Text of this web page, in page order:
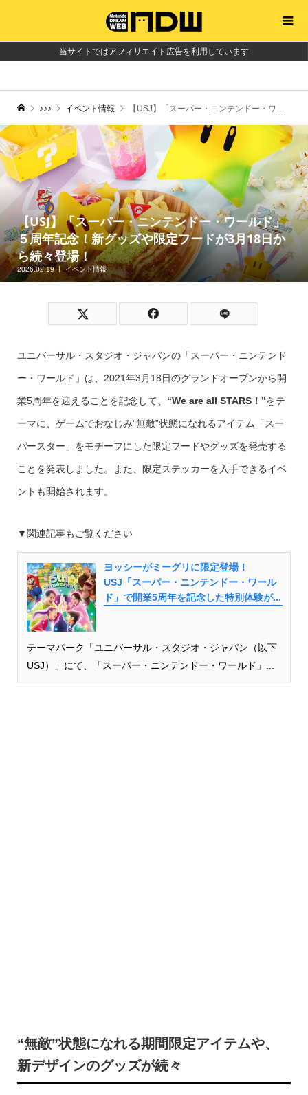
当サイトではアフィリエイト広告を利用しています
♪♪♪ イベント情報 【USJ】「スーパー・ニンテンドー・ワールド」５周年記念！新グッズや限定フードが3月18日から続々登場！
【USJ】「スーパー・ニンテンドー・ワールド」
５周年記念！新グッズや限定フードが3月18日か
ら続々登場！
2026.02.19 イベント情報
ユニバーサル・スタジオ・ジャパンの「スーパー・ニンテンド
ー・ワールド」は、2021年3月18日のグランドオープンから開
業5周年を迎えることを記念して、 “We are all STARS！”をテ
ーマに、ゲームでおなじみ“無敵”状態になれるアイテム「スー
パースター」をモチーフにした限定フードやグッズを発売する
ことを発表しました。また、限定ステッカーを入手できるイベ
ントも開始されます。
▼関連記事もご覧ください
ヨッシーがミーグリに限定登場！
USJ「スーパー・ニンテンドー・ワール
ド」で開業5周年を記念した特別体験が...
テーマパーク「ユニバーサル・スタジオ・ジャパン（以下
USJ）」にて、「スーパー・ニンテンドー・ワールド」...
“無敵”状態になれる期間限定アイテムや、
新デザインのグッズが続々